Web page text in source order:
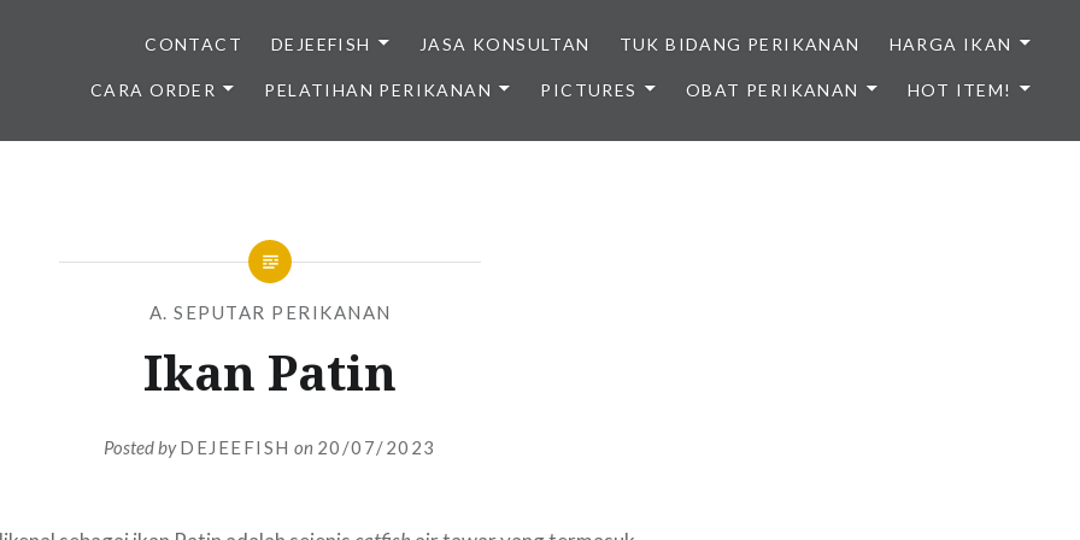
IKAN BERKUALITAS INDONESIA
CONTACT DEJEEFISH JASA KONSULTAN TUK BIDANG PERIKANAN HARGA IKAN
CARA ORDER PELATIHAN PERIKANAN PICTURES OBAT PERIKANAN HOT ITEM!
A. SEPUTAR PERIKANAN
Ikan Patin
Posted byDEJEEFISH on 20/07/2023